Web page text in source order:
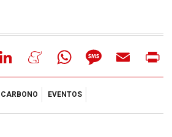
LinkedIn MeneameWhatsAppMessageEmail
EVENTOS